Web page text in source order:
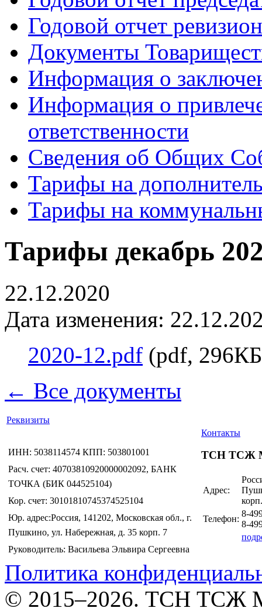
Годовой отчет
Документы
Информация о
Информация о
ответственности
Сведения об Общих
Тарифы на
Тарифы на
Тарифы декабрь
22.12.2020
Дата изменения:
2020-12.pdf (pdf,
← Все документы
Реквизиты
ИНН: 5038114574 КПП: 503801001
Расч. счет: 40703810920000002092, БАНК
ТОЧКА (БИК 044525104)
Кор. счет: 30101810745374525104
Юр. адрес:Россия, 141202, Московская обл., г.
Пушкино, ул. Набережная, д. 35 корп. 7
Руководитель: Васильева Эльвира Сергеевна
Контакты
ТСН ТСЖ
Адрес:
Телефон:
8-
8-
Политика
© 2015–2026. ТСН ТСЖ